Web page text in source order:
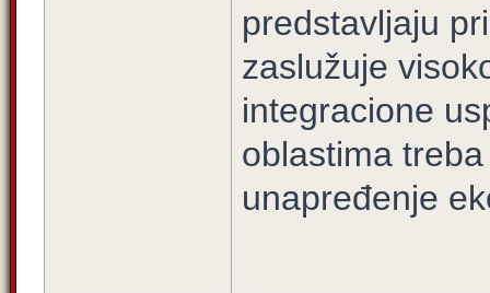
predstavljaju
zaslužuje
integracione
oblastima
unapređenje